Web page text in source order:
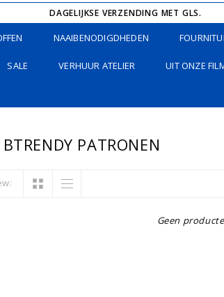
DAGELIJKSE VERZENDING MET GLS.
NAAIBENODIGDHEDEN
SALE VERHUUR ATELIER UIT ONZE
PATRONEN
Geen